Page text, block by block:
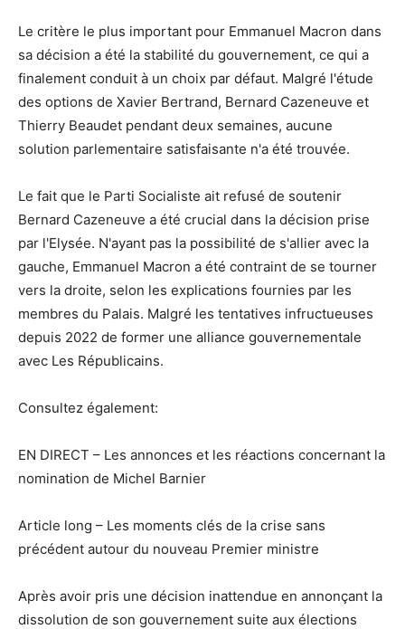
Le critère le plus important pour Emmanuel Macron dans
sa décision a été la stabilité du gouvernement, ce qui a
finalement conduit à un choix par défaut. Malgré l'étude
des options de Xavier Bertrand, Bernard Cazeneuve et
Thierry Beaudet pendant deux semaines, aucune
solution parlementaire satisfaisante n'a été trouvée.
Le fait que le Parti Socialiste ait refusé de soutenir
Bernard Cazeneuve a été crucial dans la décision prise
par l'Elysée. N'ayant pas la possibilité de s'allier avec la
gauche, Emmanuel Macron a été contraint de se tourner
vers la droite, selon les explications fournies par les
membres du Palais. Malgré les tentatives infructueuses
depuis 2022 de former une alliance gouvernementale
avec Les Républicains.
Consultez également:
EN DIRECT – Les annonces et les réactions concernant la
nomination de Michel Barnier
Article long – Les moments clés de la crise sans
précédent autour du nouveau Premier ministre
Après avoir pris une décision inattendue en annonçant la
dissolution de son gouvernement suite aux élections